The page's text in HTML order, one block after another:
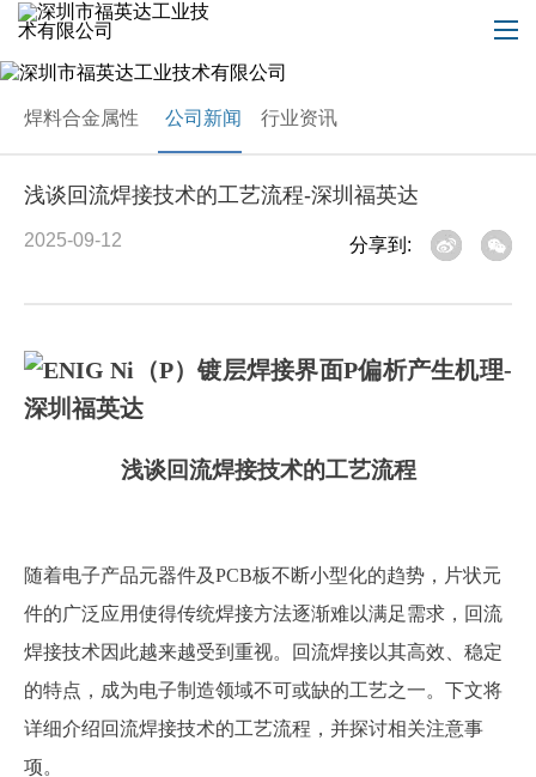
焊料合金属性 公司新闻 行业资讯
浅谈回流焊接技术的工艺流程-深圳福英达
2025-09-12 分享到:
浅谈回流焊接技术的工艺流程
随着电子产品元器件及PCB板不断小型化的趋势，片状元
件的广泛应用使得传统焊接方法逐渐难以满足需求，回流
焊接技术因此越来越受到重视。回流焊接以其高效、稳定
的特点，成为电子制造领域不可或缺的工艺之一。下文将
详细介绍回流焊接技术的工艺流程，并探讨相关注意事
项。